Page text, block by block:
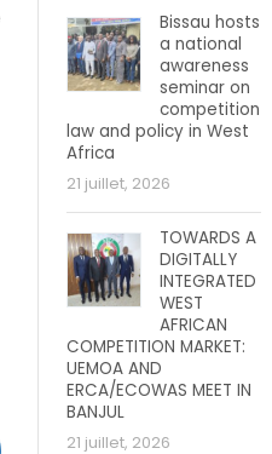
Bissau hosts
a national
awareness
seminar on
competition
law and policy in West
Africa
21 juillet, 2026
TOWARDS A
DIGITALLY
INTEGRATED
WEST
AFRICAN
COMPETITION MARKET:
UEMOA AND
ERCA/ECOWAS MEET IN
BANJUL
21 juillet, 2026